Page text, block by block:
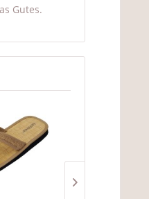
Gutes.